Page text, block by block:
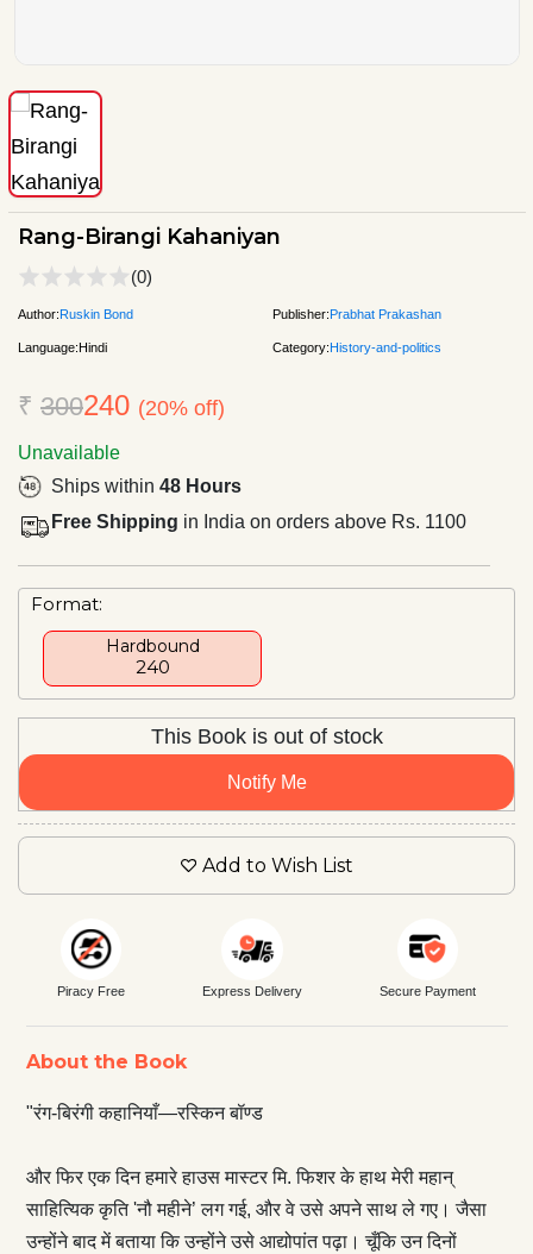
Rang-Birangi Kahaniyan
(0)
Author:Ruskin Bond Publisher:Prabhat Prakashan
Language:Hindi Category:History-and-politics
₹ 300240 (20% off)
Unavailable
Ships within 48 Hours
Free Shipping in India on orders above Rs. 1100
Format:
Hardbound
₹240
This Book is out of stock
Notify Me
Add to Wish List
Piracy Free Express Delivery Secure Payment
About the Book
"रंग-बिरंगी कहानियाँ—रस्किन बॉण्ड
और फिर एक दिन हमारे हाउस मास्टर मि. फिशर के हाथ मेरी महान्
साहित्यिक कृति 'नौ महीने’ लग गई, और वे उसे अपने साथ ले गए। जैसा
उन्होंने बाद में बताया कि उन्होंने उसे आद्योपांत पढ़ा। चूँकि उन दिनों